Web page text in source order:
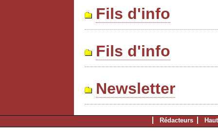
Fils d'info
Fils d'info
Newsletter
Rédacteurs